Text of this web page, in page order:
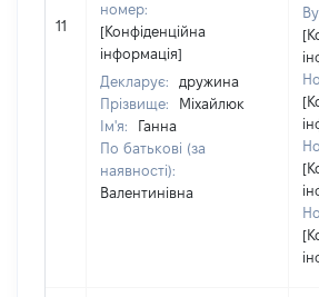
11
номер:
[Конфіденційна
інформація]
Декларує:
дружина
Прізвище:
Міхайлюк
Ім'я:
Ганна
По батькові (за
наявності):
Валентинівна